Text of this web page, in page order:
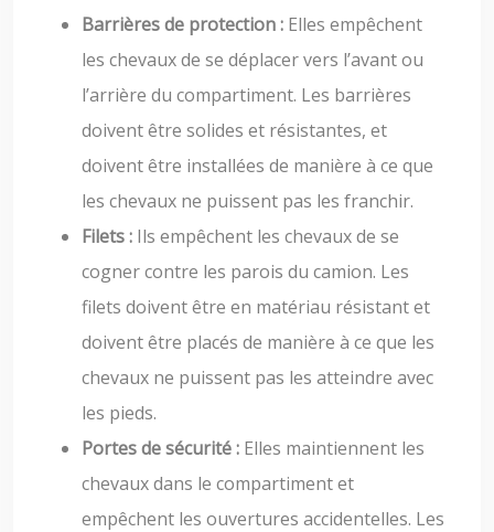
Barrières de protection : Elles empêchent
les chevaux de se déplacer vers l’avant ou
l’arrière du compartiment. Les barrières
doivent être solides et résistantes, et
doivent être installées de manière à ce que
les chevaux ne puissent pas les franchir.
Filets : Ils empêchent les chevaux de se
cogner contre les parois du camion. Les
filets doivent être en matériau résistant et
doivent être placés de manière à ce que les
chevaux ne puissent pas les atteindre avec
les pieds.
Portes de sécurité : Elles maintiennent les
chevaux dans le compartiment et
empêchent les ouvertures accidentelles. Les